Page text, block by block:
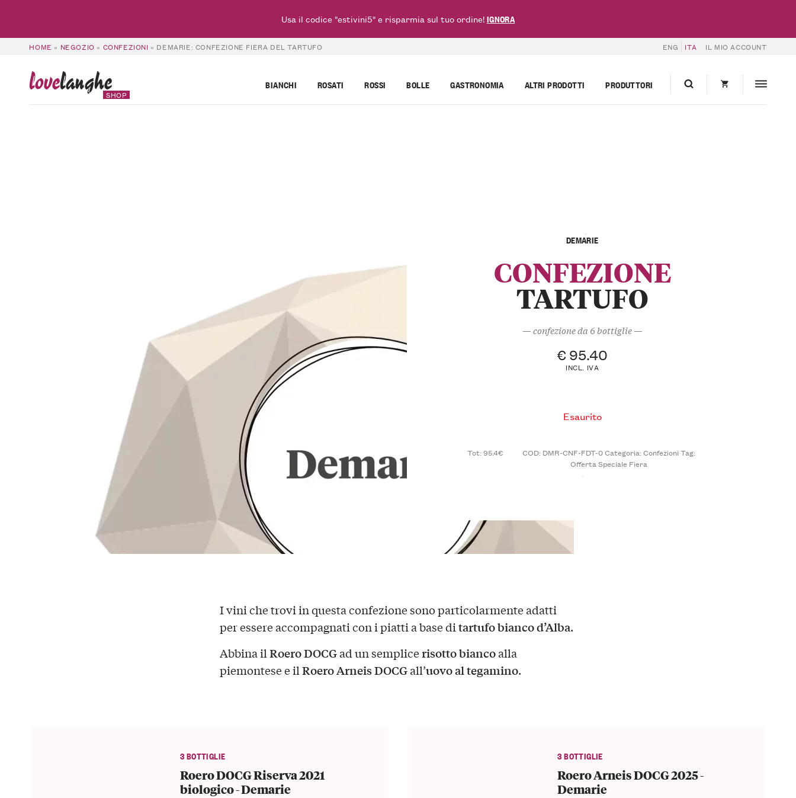
HOME » NEGOZIO » CONFEZIONI » DEMARIE: CONFEZIONE FIERA DEL TARTUFO ENG ITA IL MIO ACCOUNT
lovelanghe
SHOP
BIANCHI ROSATI ROSSI BOLLE GASTRONOMIA ALTRI PRODOTTI PRODUTTORI
DEMARIE
CONFEZIONE
TARTUFO
— confezione da 6 bottiglie —
€95.40
INCL. IVA
Esaurito
Tot: 95.4€ COD: DMR-CNF-FDT-0Categoria:ConfezioniTag:
Offerta Speciale Fiera
I vini che trovi in questa confezione sono particolarmente adatti
per essere accompagnati con i piatti a base ditartufo bianco d’Alba.
Abbina ilRoero DOCGad un semplicerisotto biancoalla
piemontese e ilRoero Arneis DOCGall’uovo al tegamino.
3 BOTTIGLIE
Roero DOCG Riserva 2021
biologico - Demarie
3 BOTTIGLIE
Roero Arneis DOCG 2025 -
Demarie
Usa il codice "estivini5" e risparmia sul tuo ordine!IGNORA